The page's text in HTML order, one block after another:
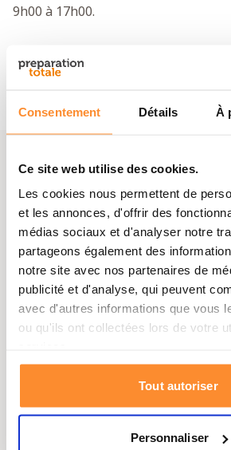
Consentement Détails À
Ce site web utilise des cookies.
Les cookies nous permettent de
et les annonces, d'offrir des
médias sociaux et d'analyser notre
partageons également des
notre site avec nos partenaires de
publicité et d'analyse, qui peuvent
avec d'autres informations que vous
ou qu'ils ont collectées lors de votre
Tout autoriser
Personnaliser
9h00 à 17h00.
Envoyez
Informations de livraison
Modes de paiement
Politique de confidentialité
Conditions générales
Mentions légales
Déclaration relative aux cookies
Retour d’un article
Contactez-nous